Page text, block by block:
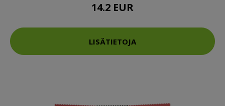
14.2 EUR
LISÄTIETOJA